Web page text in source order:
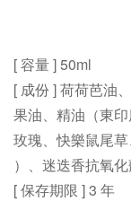
[ 容量 ] 50ml
[ 成份 ] 荷荷芭油
果油、精油（東
玫瑰、快樂鼠尾
）、迷迭香抗氧
[ 保存期限 ] 3 年